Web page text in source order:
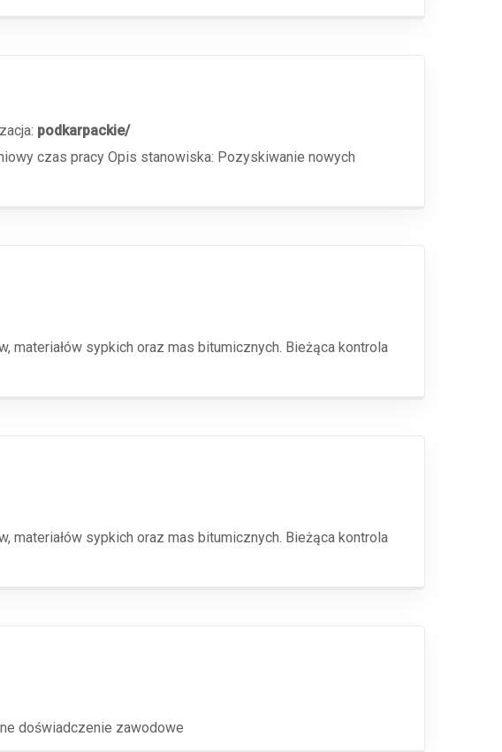
podkarpackie/
czas pracy Opis stanowiska: Pozyskiwanie nowych
materiałów sypkich oraz mas bitumicznych. Bieżąca kontrola
materiałów sypkich oraz mas bitumicznych. Bieżąca kontrola
doświadczenie zawodowe